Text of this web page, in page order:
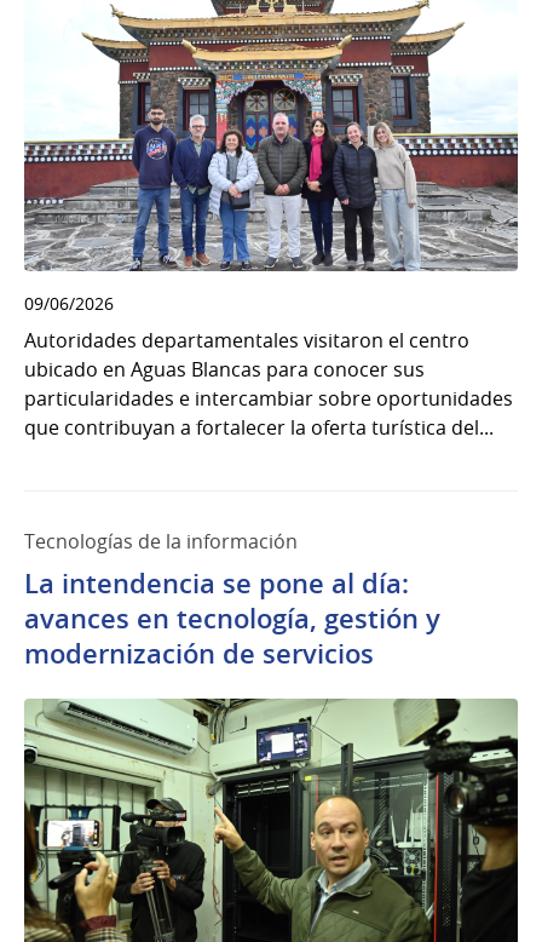
09/06/2026
Autoridades departamentales visitaron el centro
ubicado en Aguas Blancas para conocer sus
particularidades e intercambiar sobre oportunidades
que contribuyan a fortalecer la oferta turística del...
Tecnologías de la información
La intendencia se pone al día:
avances en tecnología, gestión y
modernización de servicios